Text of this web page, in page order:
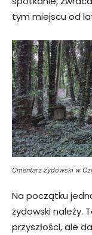
tym miejscu od
Cmentarz żydowski w
Na początku
żydowski należy.
przyszłości, ale